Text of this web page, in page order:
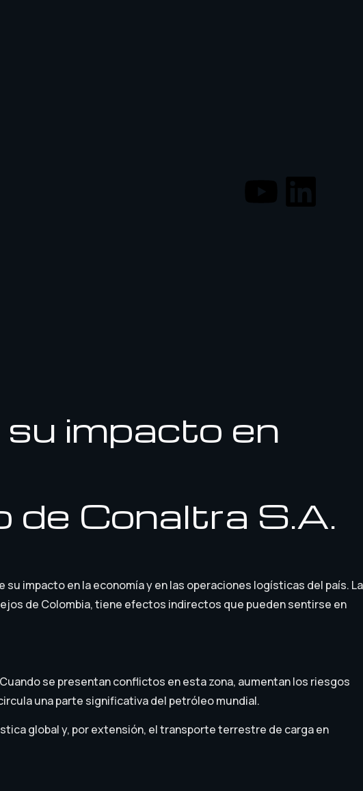
impacto en
de Conaltra S.A.
impacto en la economía y en las operaciones logísticas del país. La
de Colombia, tiene efectos indirectos que pueden sentirse en
se presentan conflictos en esta zona, aumentan los riesgos
una parte significativa del petróleo mundial.
global y, por extensión, el transporte terrestre de carga en